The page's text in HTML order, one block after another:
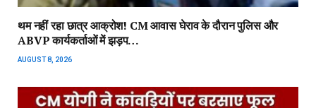
थम नहीं रहा छात्र आक्रोश! CM आवास घेराव के दौरान पुलिस और
ABVP कार्यकर्ताओं में झड़प…
AUGUST 8, 2026